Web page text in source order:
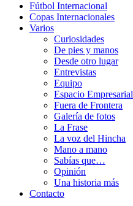
Fútbol Internacional
Copas Internacionales
Varios
Curiosidades
De pies y manos
Desde otro lugar
Entrevistas
Equipo
Espacio Empresarial
Fuera de Frontera
Galería de fotos
La Frase
La voz del Hincha
Mano a mano
Sabías que…
Opinión
Una historia más
Contacto